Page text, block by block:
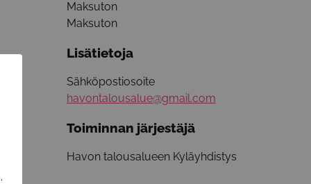
Maksuton
Maksuton
Lisätietoja
Sähköpostiosoite
havontalousalue@gmail.com
Toiminnan järjestäjä
Havon talousalueen Kyläyhdistys